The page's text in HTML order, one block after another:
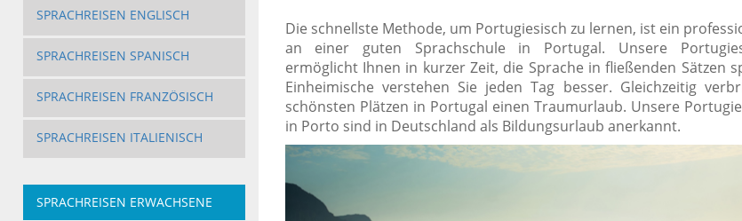
SPRACHREISEN ENGLISCH
SPRACHREISEN SPANISCH
SPRACHREISEN FRANZÖSISCH
SPRACHREISEN ITALIENISCH
SPRACHREISEN ERWACHSENE
Die schnellste Methode, um Portugiesisch zu lernen, ist ein
an einer guten Sprachschule in Portugal. Unsere
ermöglicht Ihnen in kurzer Zeit, die Sprache in fließenden Sätzen
Einheimische verstehen Sie jeden Tag besser. Gleichzeitig
schönsten Plätzen in Portugal einen Traumurlaub. Unsere
in Porto sind in Deutschland als Bildungsurlaub anerkannt.